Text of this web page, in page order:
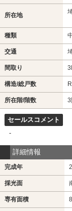
所在地
種類
交通
間取り
構造/総戸数
所在階/階数 3
セールスコメント
-
詳細情報
完成年
採光面
専有面積